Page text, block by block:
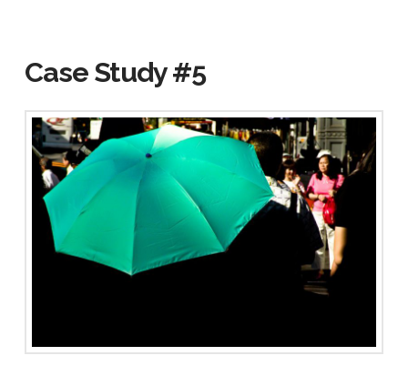
Case Study #5